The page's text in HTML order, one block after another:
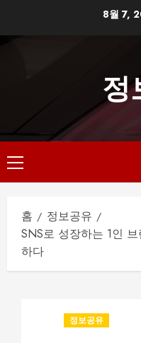
8월 7,
정
기
본
뉴
홈
정보공유
SNS로 성장하는 1인
하다
정보공유